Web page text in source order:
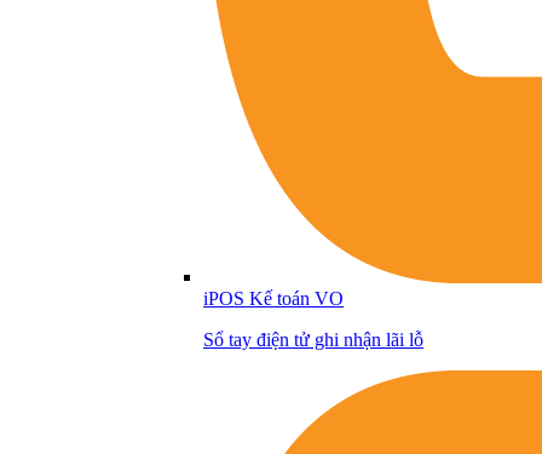
iPOS Kế toán VO
Sổ tay điện tử ghi nhận lãi lỗ